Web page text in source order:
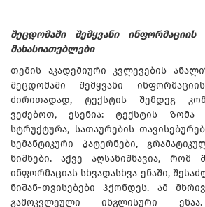
შეცდომაში შემყვანი
მახასიათებლები
თემის აკადემიური კვლევების
შეცდომაში შემყვანი
ძირითადად, ტექსტის შემდეგ
ვეძებოთ, ესენია: ტექსტის ზომა
სტრუქტურა, სათაურების
სემანტიკური პატერნები,
ნიშნები. აქვე აღსანიშნავია, რომ
ინფორმაციას სხვადასხვა ენაში,
ნიშან-თვისებები ჰქონდეს. ამ
გამოკვლეული ინგლისური